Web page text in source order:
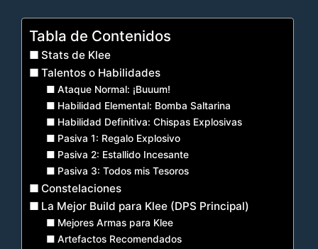
Tabla de Contenidos
Stats de Klee
Talentos o Habilidades
Ataque Normal: ¡Buuum!
Habilidad Elemental: Bomba Saltarina
Habilidad Definitiva: Chispas Explosivas
Pasiva 1: Regalo Explosivo
Pasiva 2: Estallido Incesante
Pasiva 3: Todos mis Tesoros
Constelaciones
La Mejor Build para Klee (DPS Principal)
Mejores Armas para Klee
Artefactos Recomendados